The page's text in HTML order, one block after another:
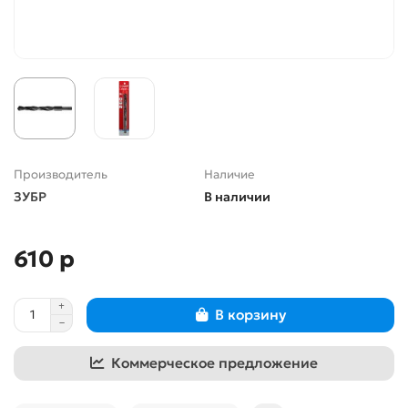
Производитель
ЗУБР
Наличие
В наличии
610 р
В корзину
Коммерческое предложение